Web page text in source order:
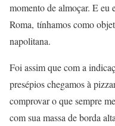
momento de almoçar. E eu
Roma, tínhamos como
napolitana.
Foi assim que com a
presépios chegamos à
comprovar o que sempre
com sua massa de borda